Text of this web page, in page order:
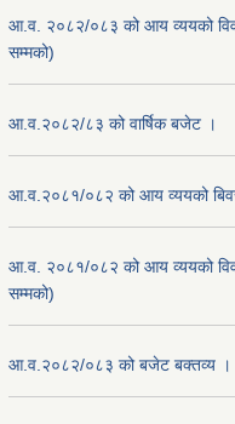
आ.व. २०८२/०८३ को आय व्ययको
सम्मको)
आ.व.२०८२/८३ को वार्षिक बजेट ।
आ.व.२०८१/०८२ को आय व्ययको
आ.व. २०८१/०८२ को आय व्ययको
सम्मको)
आ.व.२०८२/०८३ को बजेट बक्तव्य ।